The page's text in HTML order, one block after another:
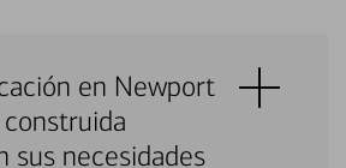
en Newport
sus necesidades